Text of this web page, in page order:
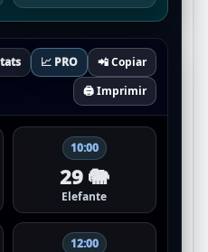
📈 PRO
📲 Copiar
🖨️ Imprimir
10:00
29 🐘
Elefante
12:00